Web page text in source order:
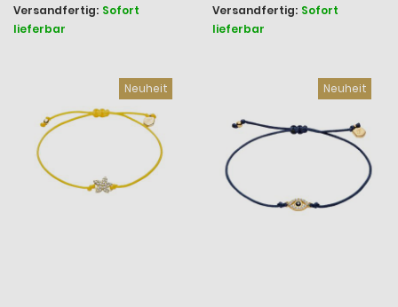
Versandfertig: Sofort
lieferbar
Versandfertig: Sofort
lieferbar
Neuheit Neuheit